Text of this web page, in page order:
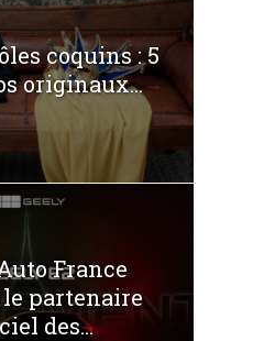
coquins : 5
originaux...
France
partenaire
des...